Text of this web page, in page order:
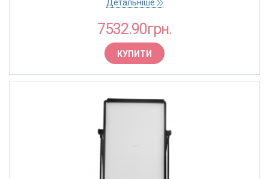
Детальніше
7532.90грн.
КУПИТИ